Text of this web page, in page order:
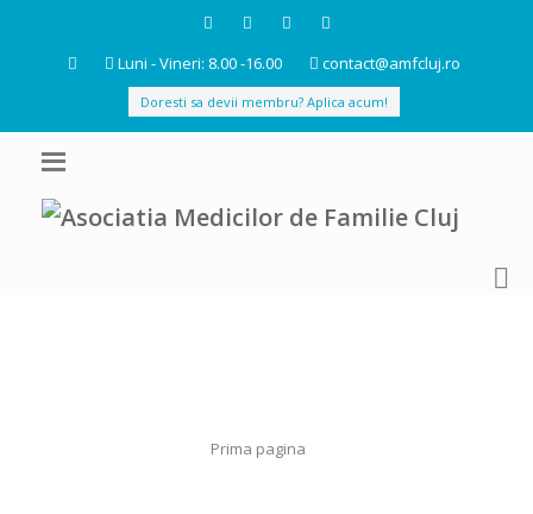
Luni - Vineri: 8.00 -16.00 contact@amfcluj.ro
Doresti sa devii membru? Aplica acum!
Prima pagina